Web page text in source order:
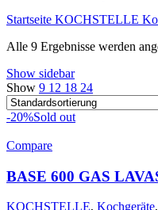
Startseite KOCHSTELLE
Alle 9 Ergebnisse werden
Show sidebar
Show 9 12 18 24
-20%Sold out
Compare
BASE 600 GAS
KOCHSTELLE, Kochgeräte,